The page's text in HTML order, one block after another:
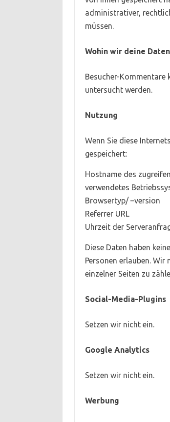
administrativer,
müssen.
Wohin wir deine
Besucher-Kommentare
untersucht werden.
Nutzung
Wenn Sie diese
gespeichert:
Hostname des
verwendetes
Browsertyp/ –version
Referrer URL
Uhrzeit der
Diese Daten haben
Personen erlauben.
einzelner Seiten zu
Social-Media-Plugins
Setzen wir nicht ein.
Google Analytics
Setzen wir nicht ein.
Werbung